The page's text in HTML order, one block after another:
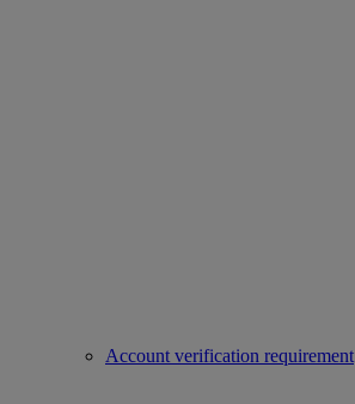
Account verification requirement